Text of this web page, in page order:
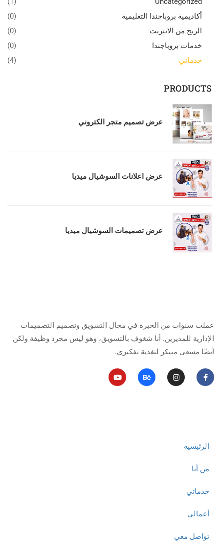
أكاديمية بروباجندا التعليمية
(0)
الربح من الانترنت
(0)
خدمات بروباجندا
(0)
خدماتي
(4)
PRODUCTS
عرض تصميم متجر الكتروني
عرض اعلانات السوشيال ميديا
عرض تصميمات السوشيال ميديا
عملت سنوات من الخبرة في مجال التسويق وتصميم التصميمات
الإدارية للمديرين. أنا شغوف بالتسويق، وهو ليس مجرد وظيفة ولكن
أيضًا مسعى مبتكر لتغذية تفكيري.
الرئيسية
من أنا
خدماتي
أعمالي
تواصل معي